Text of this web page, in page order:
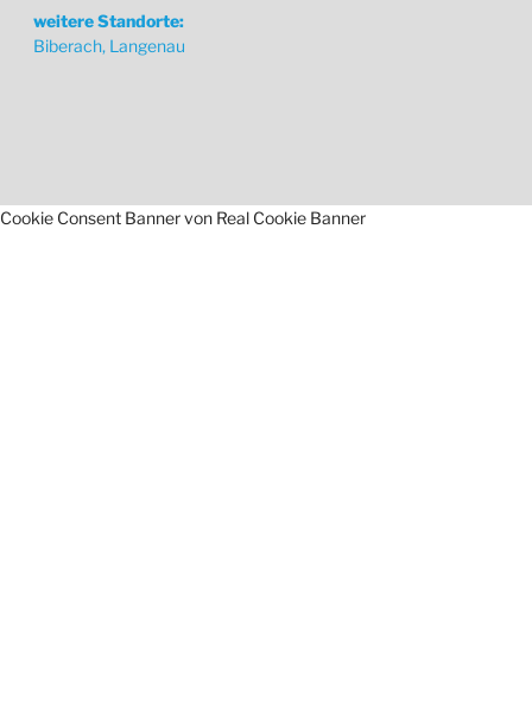
weitere Standorte:
Biberach, Langenau
Cookie Consent Banner von Real Cookie Banner